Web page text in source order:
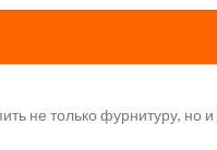
не только фурнитуру, но и